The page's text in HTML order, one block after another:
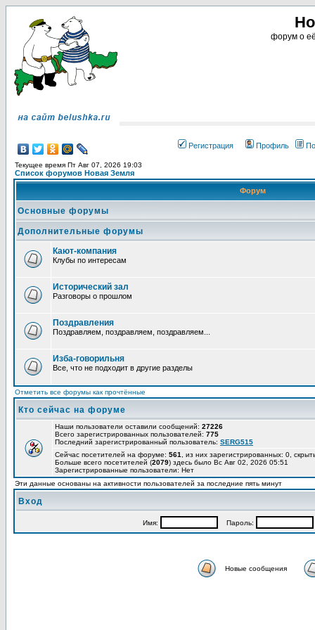
форум о
Регистрация Профиль
Текущее время Пт Авг 07, 2026 19:03
Список форумов Новая Земля
Форум
Основные форумы
Дополнительные форумы
Кают-компания
Клубы по интересам
Исторический зал
Разговоры о прошлом
Поздравления
Поздравляем, поздравляем, поздравляем...
Изба-говорильня
Все, что не подходит в другие разделы
Отметить все форумы как прочтённые
Кто сейчас на форуме
Наши пользователи оставили сообщений: 27226
Всего зарегистрированных пользователей: 775
Последний зарегистрированный пользователь: SERG515
Сейчас посетителей на форуме: 561
, из них зарегистрированных: 0,
Больше всего посетителей (2079) здесь было Вс Авг 02, 2026 05:51
Зарегистрированные пользователи: Нет
Эти данные основаны на активности пользователей за последние пять минут
Вход
Имя: Пароль:
Новые сообщения